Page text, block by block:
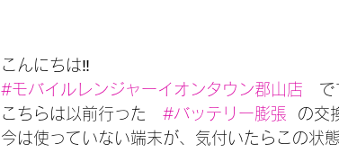
こんにちは‼︎
#モバイルレンジャーイオンタウン郡山店 で
こちらは以前行った #バッテリー膨張
の交
今は使っていない端末が、気付いたらこの状